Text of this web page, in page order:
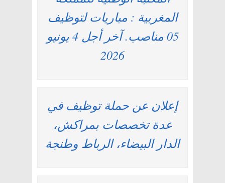
المغربية : مباريات لتوظيف
05 مناصب. آخر أجل 4 يونيو
2026
إعلان عن حملة توظيف في
عدة تخصصات بمراكش،
الدار البيضاء، الرباط وطنجة